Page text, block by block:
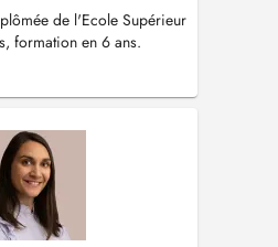
de l'Ecole Supérieur
formation en 6 ans.
spécialisée en
en charge des